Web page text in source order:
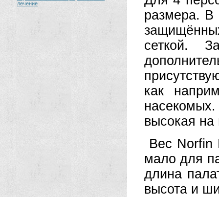
лечение
размера. В
сеткой.
как
высокая
Вес Norfin
мало для
длина
высота и